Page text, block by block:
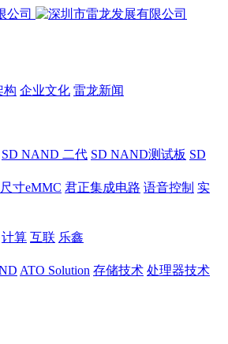
构 企业文化 雷龙新闻
SD NAND 二代 SD NAND测试板 SD
寸eMMC 君正集成电路 语音控制 实
计算 互联 乐鑫
ATO Solution 存储技术 处理器技术